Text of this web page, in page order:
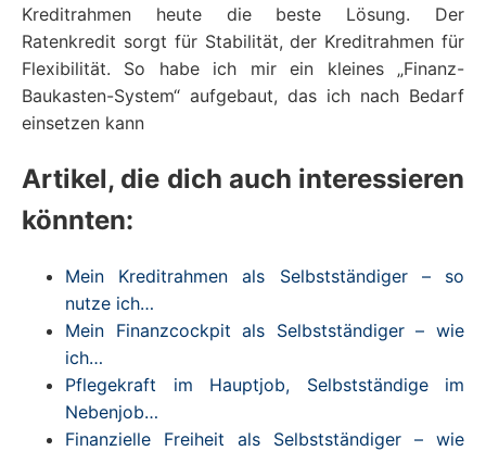
Kreditrahmen heute die beste Lösung. Der
Ratenkredit sorgt für Stabilität, der Kreditrahmen für
Flexibilität. So habe ich mir ein kleines „Finanz-
Baukasten-System“ aufgebaut, das ich nach Bedarf
einsetzen kann
Artikel, die dich auch interessieren
könnten:
Mein Kreditrahmen als Selbstständiger – so
nutze ich…
Mein Finanzcockpit als Selbstständiger – wie
ich…
Pflegekraft im Hauptjob, Selbstständige im
Nebenjob…
Finanzielle Freiheit als Selbstständiger – wie